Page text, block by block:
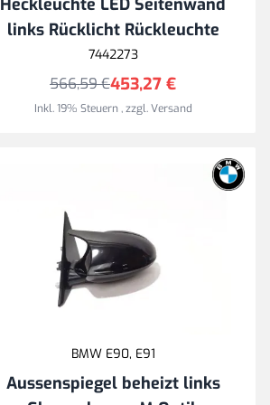
links Rücklicht Rückleuchte
7442273
453,27 €
566,59 €
Inkl. 19% Steuern,zzgl.Versand
BMW E90, E91
Aussenspiegel beheizt links